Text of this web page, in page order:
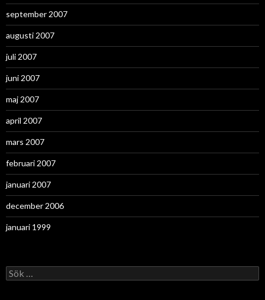
september 2007
augusti 2007
juli 2007
juni 2007
maj 2007
april 2007
mars 2007
februari 2007
januari 2007
december 2006
januari 1999
Sök
efter: